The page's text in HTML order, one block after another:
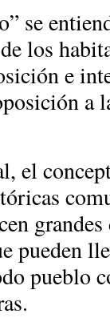
se
los
e
a
el
pueden
pueblo